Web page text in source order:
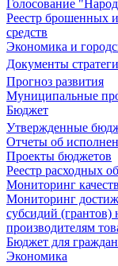
Голосование
Реестр брошенных
средств
Экономика и
Документы
Прогноз развития
Муниципальные
Бюджет
Утвержденные
Отчеты об
Проекты бюджетов
Реестр расходных
Мониторинг
Мониторинг
субсидий
производителям
Бюджет для граждан
Экономика